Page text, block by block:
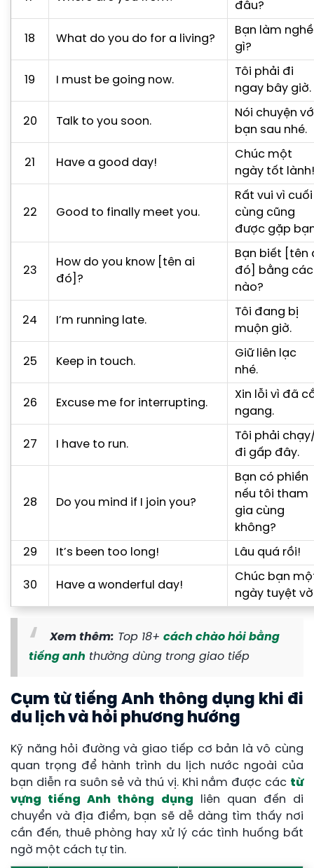
đâu?
18 What do you do for a living?
Bạn làm nghề
gì?
19 I must be going now.
Tôi phải đi
ngay bây giờ.
20 Talk to you soon.
Nói chuyện
bạn sau nhé.
21 Have a good day!
Chúc một
ngày tốt lành!
22 Good to finally meet you.
Rất vui vì cuối
cùng cũng
được gặp
23
How do you know [tên ai
đó]?
Bạn biết [tên
đó] bằng
nào?
24 I’m running late.
Tôi đang bị
muộn giờ.
25 Keep in touch.
Giữ liên lạc
nhé.
26 Excuse me for interrupting.
Xin lỗi vì đã
ngang.
27 I have to run.
Tôi phải
đi gấp đây.
28 Do you mind if I join you?
Bạn có phiền
nếu tôi tham
gia cùng
không?
29 It’s been too long! Lâu quá rồi!
30 Have a wonderful day!
Chúc bạn
ngày tuyệt
Xem thêm: Top 18+ cách chào hỏi bằng
tiếng anh thường dùng trong giao tiếp
Cụm từ tiếng Anh thông dụng khi đi
du lịch và hỏi phương hướng
Kỹ năng hỏi đường và giao tiếp cơ bản là vô cùng
quan trọng để hành trình du lịch nước ngoài của
bạn diễn ra suôn sẻ và thú vị. Khi nắm được các từ
vựng tiếng Anh thông dụng liên quan đến di
chuyển và địa điểm, bạn sẽ dễ dàng tìm thấy nơi
cần đến, thuê phòng hay xử lý các tình huống bất
ngờ một cách tự tin.